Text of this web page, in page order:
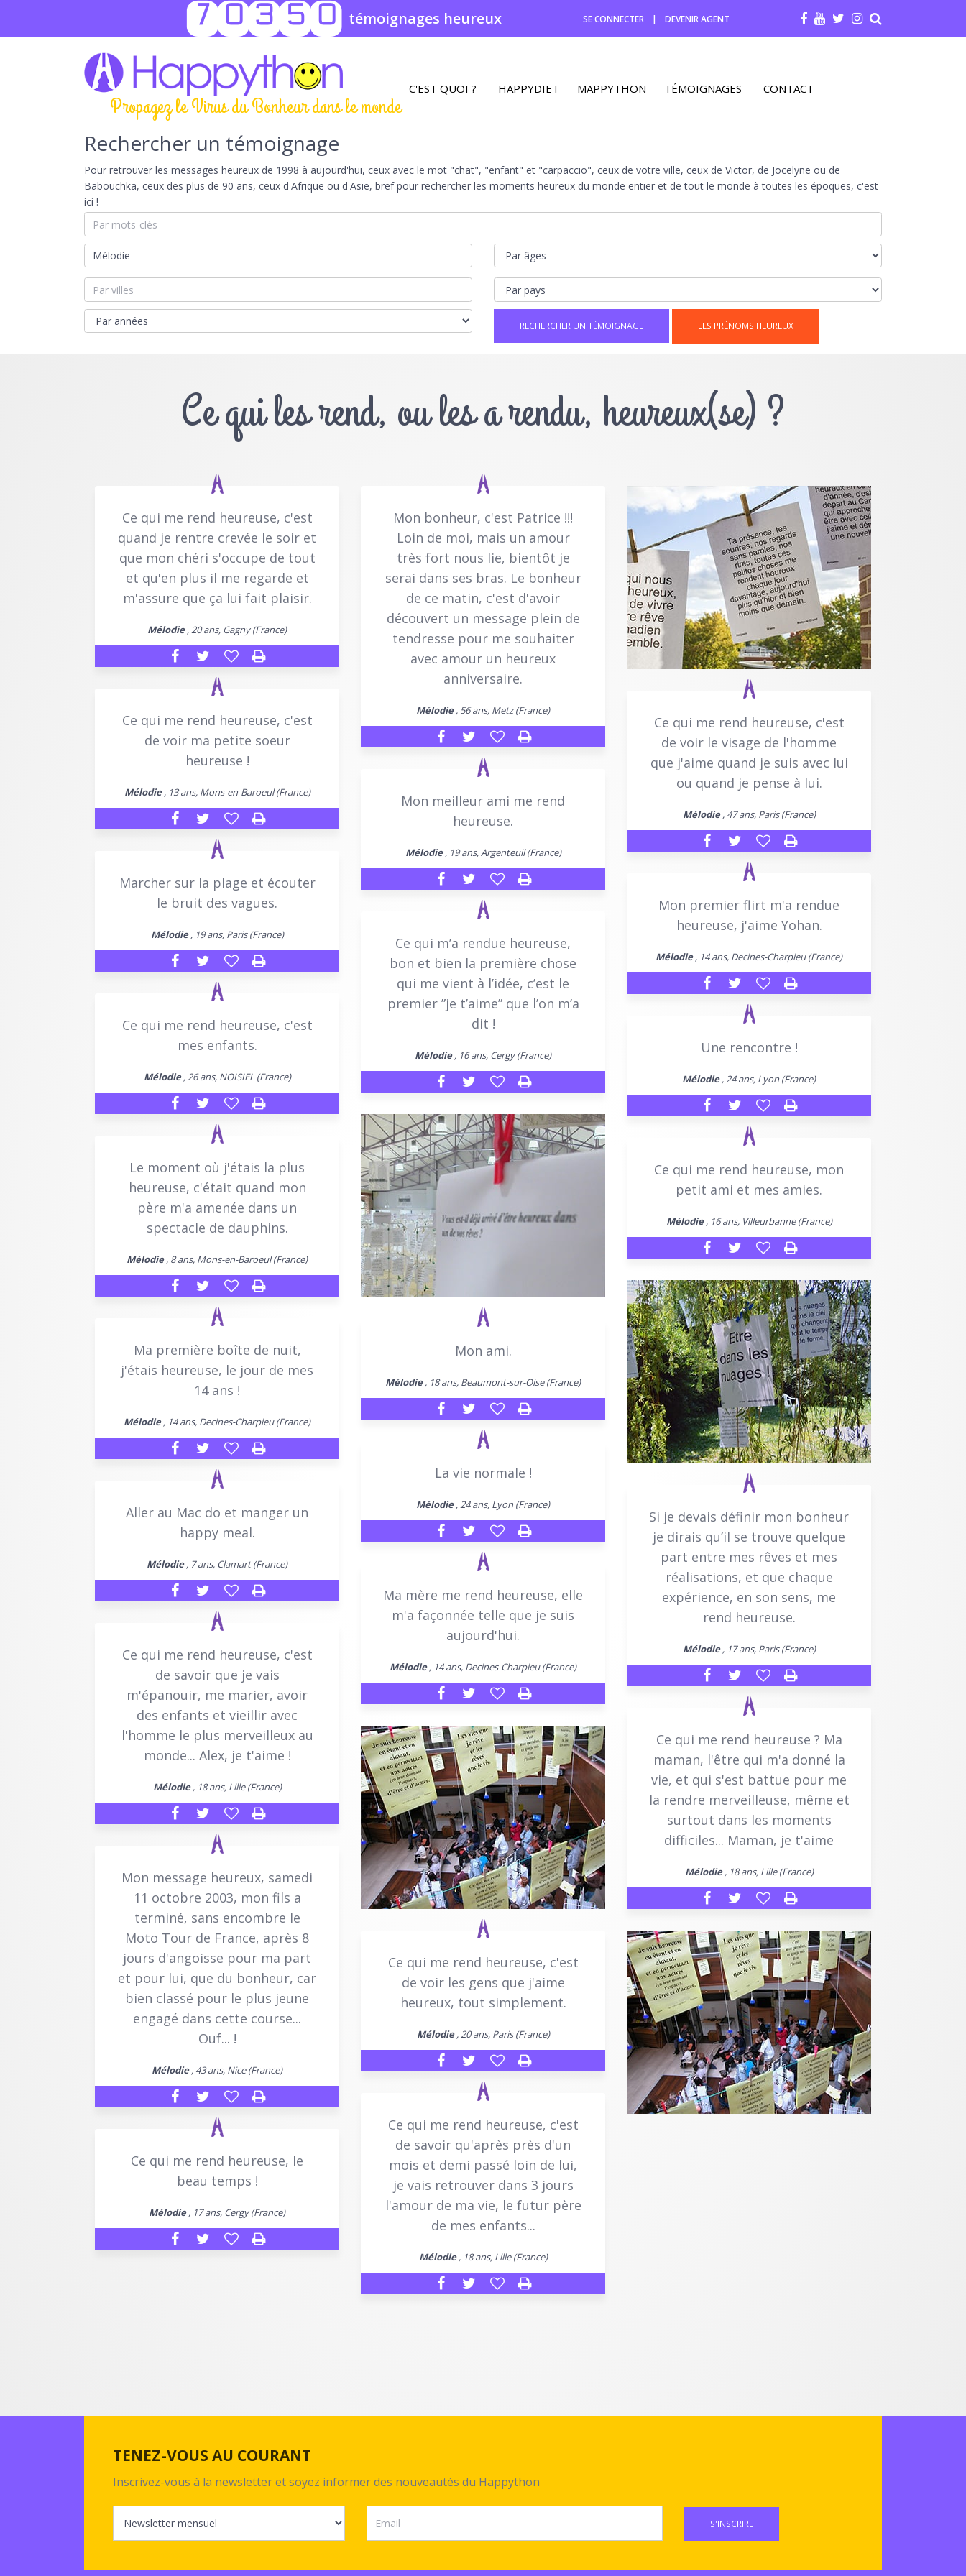
70350 témoignages heureux SE CONNECTER | DEVENIR AGENT
Propagez le Virus du Bonheur dans le monde
C'EST QUOI ? HAPPYDIET MAPPYTHON TÉMOIGNAGES CONTACT
Rechercher un témoignage
Pour retrouver les messages heureux de 1998 à aujourd'hui, ceux avec le mot "chat", "enfant" et "carpaccio", ceux de votre ville, ceux de Victor, de Jocelyne ou de
Babouchka, ceux des plus de 90 ans, ceux d'Afrique ou d'Asie, bref pour rechercher les moments heureux du monde entier et de tout le monde à toutes les époques, c'est
ici !
LES PRÉNOMS HEUREUX
Ce qui les rend, ou les a rendu, heureux(se) ?
Ce qui me rend heureuse, c'est
quand je rentre crevée le soir et
que mon chéri s'occupe de tout
et qu'en plus il me regarde et
m'assure que ça lui fait plaisir.
Mélodie, 20 ans, Gagny (France)
Mon bonheur, c'est Patrice !!!
Loin de moi, mais un amour
très fort nous lie, bientôt je
serai dans ses bras. Le bonheur
de ce matin, c'est d'avoir
découvert un message plein de
tendresse pour me souhaiter
avec amour un heureux
anniversaire.
Mélodie, 56 ans, Metz (France)
Ce qui me rend heureuse, c'est
de voir ma petite soeur
heureuse !
Mélodie, 13 ans, Mons-en-Baroeul (France)
Ce qui me rend heureuse, c'est
de voir le visage de l'homme
que j'aime quand je suis avec lui
ou quand je pense à lui.
Mélodie, 47 ans, Paris (France)
Mon meilleur ami me rend
heureuse.
Mélodie, 19 ans, Argenteuil (France)
Marcher sur la plage et écouter
le bruit des vagues.
Mélodie, 19 ans, Paris (France)
Mon premier flirt m'a rendue
heureuse, j'aime Yohan.
Mélodie, 14 ans, Decines-Charpieu (France)
Ce qui m’a rendue heureuse,
bon et bien la première chose
qui me vient à l’idée, c’est le
premier ”je t’aime” que l’on m’a
dit !
Mélodie, 16 ans, Cergy (France)
Ce qui me rend heureuse, c'est
mes enfants.
Mélodie, 26 ans, NOISIEL (France)
Une rencontre !
Mélodie, 24 ans, Lyon (France)
Le moment où j'étais la plus
heureuse, c'était quand mon
père m'a amenée dans un
spectacle de dauphins.
Mélodie, 8 ans, Mons-en-Baroeul (France)
Ce qui me rend heureuse, mon
petit ami et mes amies.
Mélodie, 16 ans, Villeurbanne (France)
Ma première boîte de nuit,
j'étais heureuse, le jour de mes
14 ans !
Mélodie, 14 ans, Decines-Charpieu (France)
Mon ami.
Mélodie, 18 ans, Beaumont-sur-Oise (France)
La vie normale !
Mélodie, 24 ans, Lyon (France)
Aller au Mac do et manger un
happy meal.
Mélodie, 7 ans, Clamart (France)
Si je devais définir mon bonheur
je dirais qu’il se trouve quelque
part entre mes rêves et mes
réalisations, et que chaque
expérience, en son sens, me
rend heureuse.
Mélodie, 17 ans, Paris (France)
Ma mère me rend heureuse, elle
m'a façonnée telle que je suis
aujourd'hui.
Mélodie, 14 ans, Decines-Charpieu (France)
Ce qui me rend heureuse, c'est
de savoir que je vais
m'épanouir, me marier, avoir
des enfants et vieillir avec
l'homme le plus merveilleux au
monde... Alex, je t'aime !
Mélodie, 18 ans, Lille (France)
Ce qui me rend heureuse ? Ma
maman, l'être qui m'a donné la
vie, et qui s'est battue pour me
la rendre merveilleuse, même et
surtout dans les moments
difficiles... Maman, je t'aime
Mélodie, 18 ans, Lille (France)
Mon message heureux, samedi
11 octobre 2003, mon fils a
terminé, sans encombre le
Moto Tour de France, après 8
jours d'angoisse pour ma part
et pour lui, que du bonheur, car
bien classé pour le plus jeune
engagé dans cette course...
Ouf... !
Mélodie, 43 ans, Nice (France)
Ce qui me rend heureuse, c'est
de voir les gens que j'aime
heureux, tout simplement.
Mélodie, 20 ans, Paris (France)
Ce qui me rend heureuse, c'est
de savoir qu'après près d'un
mois et demi passé loin de lui,
je vais retrouver dans 3 jours
l'amour de ma vie, le futur père
de mes enfants...
Mélodie, 18 ans, Lille (France)
Ce qui me rend heureuse, le
beau temps !
Mélodie, 17 ans, Cergy (France)
TENEZ-VOUS AU COURANT
Inscrivez-vous à la newsletter et soyez informer des nouveautés du Happython
S'INSCRIRE